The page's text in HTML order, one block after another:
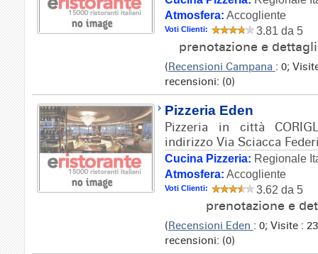
Atmosfera: Accogliente
Voti Clienti: 3.81 da 5
prenotazione e
(Recensioni Campana : 0;
recensioni: (0)
Pizzeria Eden
Pizzeria in città
indirizzo Via Sciacca
Cucina Pizzeria: Regionale
Atmosfera: Accogliente
Voti Clienti: 3.62 da 5
prenotazione e
(Recensioni Eden : 0; Visite :
recensioni: (0)